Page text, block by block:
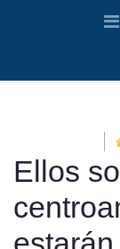
Ellos